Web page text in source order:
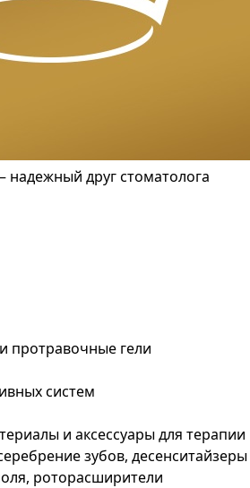
друг стоматолога
протравочные гели
систем
и аксессуары для терапии
зубов, десенситайзеры
роторасширители